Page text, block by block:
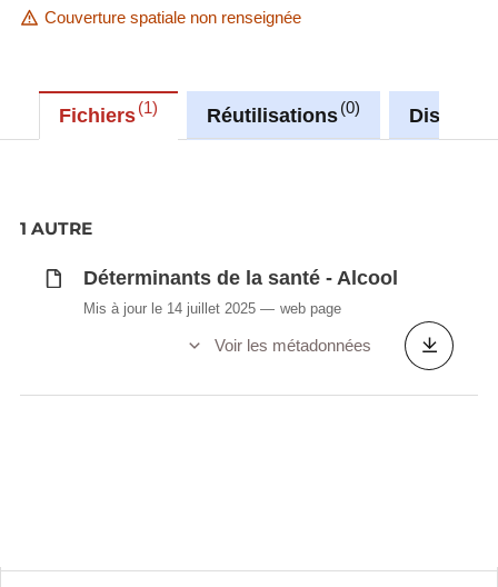
Couverture spatiale non renseignée
Fichiers 1 Réutilisations 0
1 AUTRE
Déterminants de la santé - Alcool
Mis à jour le 14 juillet 2025 web page
Voir les métadonnées